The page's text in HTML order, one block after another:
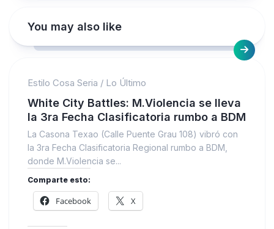
You may also like
Estilo Cosa Seria / Lo Último
White City Battles: M.Violencia se lleva
la 3ra Fecha Clasificatoria rumbo a BDM
La Casona Texao (Calle Puente Grau 108) vibró con
la 3ra Fecha Clasificatoria Regional rumbo a BDM,
donde M.Violencia se...
Comparte esto:
Facebook X